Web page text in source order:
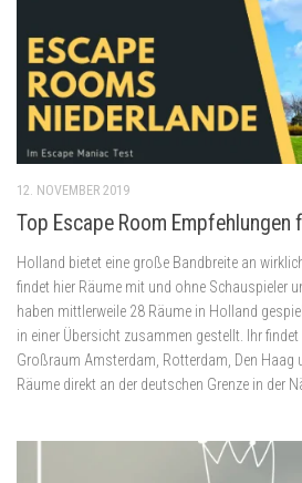
12. NOVEMBER 2019
Top Escape Room Empfehlungen
Holland bietet eine große Bandbreite an
findet hier Räume mit und ohne Schauspieler
haben mittlerweile 28 Räume in Holland
in einer Übersicht zusammen gestellt. Ihr
Großraum Amsterdam, Rotterdam, Den Haag
Räume direkt an der deutschen Grenze in der